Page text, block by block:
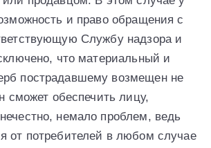
и право обращения с
Службу надзора и
что материальный и
пострадавшему возмещен не
сможет обеспечить лицу,
немало проблем, ведь
от потребителей в любом случае